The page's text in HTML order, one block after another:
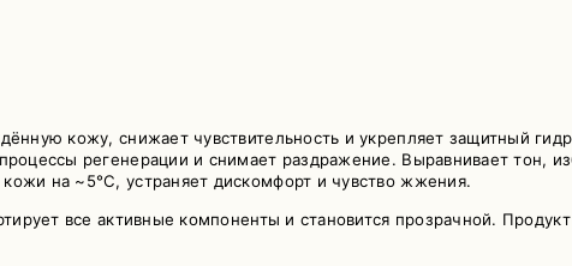
кожу, снижает чувствительность и укрепляет защитный
регенерации и снимает раздражение. Выравнивает тон,
на ~5°C, устраняет дискомфорт и чувство жжения.
все активные компоненты и становится прозрачной.